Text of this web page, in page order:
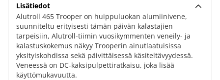
Lisätiedot
Alutroll 465 Trooper on huippuluokan alumiinivene,
suunniteltu erityisesti tämän päivän kalastajien
tarpeisiin, Alutroll-tiimin vuosikymmenten veneily- ja
kalastuskokemus näkyy Trooperin ainutlaatuisissa
yksityiskohdissa sekä päivittäisessä käsiteltävyydessä.
Veneessä on DC-kaksipulpettiratkaisu, joka lisää
käyttömukavuutta.